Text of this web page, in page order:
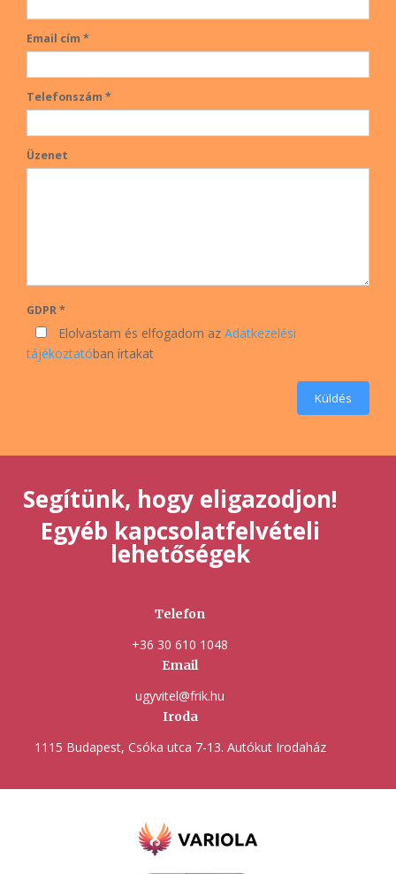
Email cím *
Telefonszám *
Üzenet
GDPR *
Elolvastam és elfogadom az Adatkezelési
tájékoztatóban írtakat
Küldés
Segítünk, hogy eligazodjon!
Egyéb kapcsolatfelvételi
lehetőségek
Telefon
+36 30 610 1048
Email
ugyvitel@frik.hu
Iroda
1115 Budapest, Csóka utca 7-13. Autókut Irodaház